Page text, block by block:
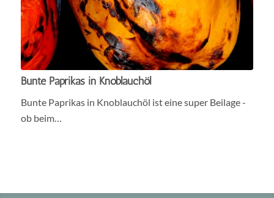
Bunte Paprikas in Knoblauchöl
Bunte Paprikas in Knoblauchöl ist eine super Beilage -
ob beim…